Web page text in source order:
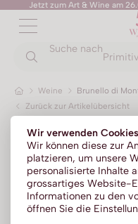
Wir verwenden Cookies
Wir können diese zur
platzieren, um unsere
personalisierte Inhalte
grossartiges Website-
Informationen zu den
öffnen Sie die
Jetzt zum Art & Wine am
Suche nach
Weine
Brunello di
Zurück zur Artikelübersicht
ZURÜCK
Champagner
Prosecco
Franciacorta
Sparkling
Méthode traditionelle
ZURÜCK
Portwein
Absinth
Aperitif | Bitter
Calvados
Cognac | Armagnac
ZURÜCK
No Alc - Sparkling
No Alc - Stillwein
No Alc - Aperitif
No Alc - RTD Mixgetränke
Low Alc - Sparkling
ZURÜCK
Sommer-Sale
ZURÜCK
Senza Parole
Kylie Minogue Wines
Elton John Zero
AZZERIO
Tosone